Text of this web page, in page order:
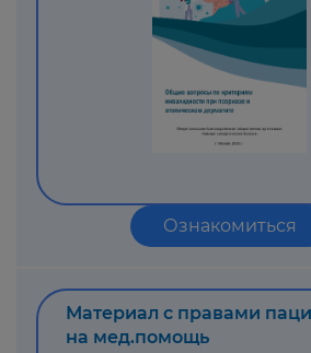
Ознакомиться
Материал с правами
на мед.помощь